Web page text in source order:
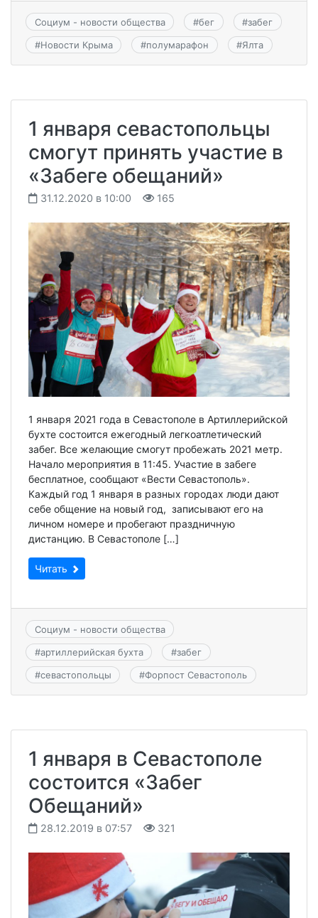
Социум - новости общества #бег #забег
#Новости Крыма #полумарафон #Ялта
1 января севастопольцы
смогут принять участие в
«Забеге обещаний»
31.12.2020 в 10:00 165
1 января 2021 года в Севастополе в Артиллерийской
бухте состоится ежегодный легкоатлетический
забег. Все желающие смогут пробежать 2021 метр.
Начало мероприятия в 11:45. Участие в забеге
бесплатное, сообщают «Вести Севастополь».
Каждый год 1 января в разных городах люди дают
себе общение на новый год, записывают его на
личном номере и пробегают праздничную
дистанцию. В Севастополе […]
Читать
Социум - новости общества
#артиллерийская бухта #забег
#севастопольцы #Форпост Севастополь
1 января в Севастополе
состоится «Забег
Обещаний»
28.12.2019 в 07:57 321